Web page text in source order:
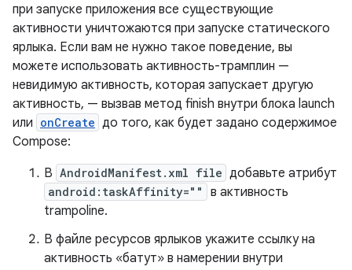
при запуске приложения все существующие
активности уничтожаются при запуске статического
ярлыка. Если вам не нужно такое поведение, вы
можете использовать активность-трамплин —
невидимую активность, которая запускает другую
активность, — вызвав метод finish внутри блока launch
или onCreate до того, как будет задано содержимое
Compose:
В AndroidManifest.xml file добавьте атрибут
android:taskAffinity=""
в активность
trampoline.
В файле ресурсов ярлыков укажите ссылку на
активность «батут» в намерении внутри